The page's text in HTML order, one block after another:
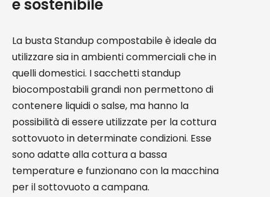
e sostenibile
La busta Standup compostabile è ideale da
utilizzare sia in ambienti commerciali che in
quelli domestici. I sacchetti standup
biocompostabili grandi non permettono di
contenere liquidi o salse, ma hanno la
possibilità di essere utilizzate per la cottura
sottovuoto in determinate condizioni. Esse
sono adatte alla cottura a bassa
temperature e funzionano con la macchina
per il sottovuoto a campana.